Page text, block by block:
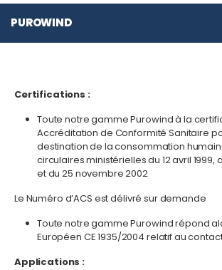
PUROWIND
Certifications :
Toute notre gamme Purowind à la
Accréditation de Conformité Sanitaire
destination de la consommation
circulaires ministérielles du 12 avril 1999,
et du 25 novembre 2002
Le Numéro d’ACS est délivré sur demande
Toute notre gamme Purowind répond
Européen CE 1935/2004 relatif au
Applications :